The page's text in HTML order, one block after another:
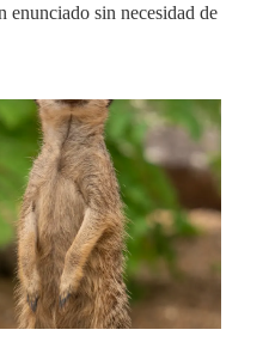
enunciado sin necesidad de